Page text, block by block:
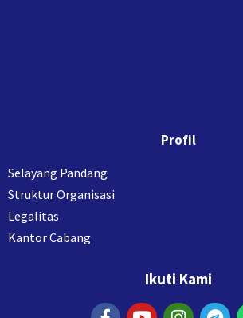
Profil
Selayang Pandang
Struktur Organisasi
Legalitas
Kantor Cabang
Ikuti Kami